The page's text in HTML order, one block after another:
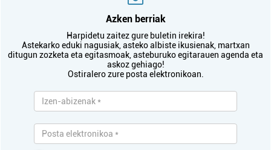
Azken berriak
Harpidetu zaitez gure buletin irekira!
Astekarko eduki nagusiak, asteko albiste ikusienak, martxan
ditugun zozketa eta egitasmoak, asteburuko egitarauen agenda eta
askoz gehiago!
Ostiralero zure posta elektronikoan.